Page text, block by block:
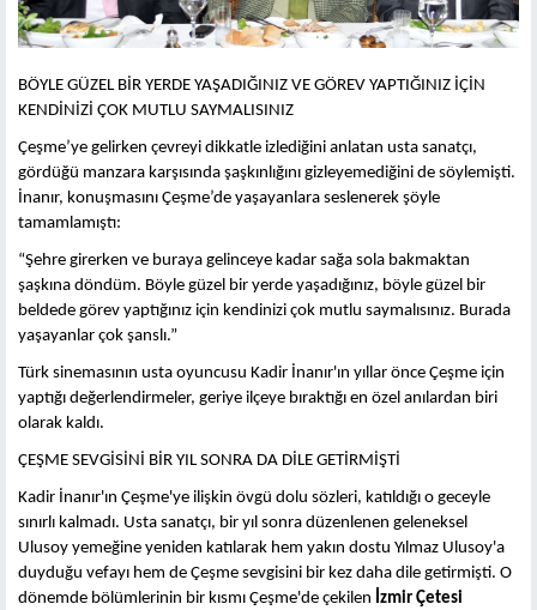
BÖYLE GÜZEL BİR YERDE YAŞADIĞINIZ VE GÖREV YAPTIĞINIZ İÇİN
KENDİNİZİ ÇOK MUTLU SAYMALISINIZ
Çeşme’ye gelirken çevreyi dikkatle izlediğini anlatan usta sanatçı,
gördüğü manzara karşısında şaşkınlığını gizleyemediğini de söylemişti.
İnanır, konuşmasını Çeşme’de yaşayanlara seslenerek şöyle
tamamlamıştı:
“Şehre girerken ve buraya gelinceye kadar sağa sola bakmaktan
şaşkına döndüm. Böyle güzel bir yerde yaşadığınız, böyle güzel bir
beldede görev yaptığınız için kendinizi çok mutlu saymalısınız. Burada
yaşayanlar çok şanslı.”
Türk sinemasının usta oyuncusu Kadir İnanır'ın yıllar önce Çeşme için
yaptığı değerlendirmeler, geriye ilçeye bıraktığı en özel anılardan biri
olarak kaldı.
ÇEŞME SEVGİSİNİ BİR YIL SONRA DA DİLE GETİRMİŞTİ
Kadir İnanır'ın Çeşme'ye ilişkin övgü dolu sözleri, katıldığı o geceyle
sınırlı kalmadı. Usta sanatçı, bir yıl sonra düzenlenen geleneksel
Ulusoy yemeğine yeniden katılarak hem yakın dostu Yılmaz Ulusoy'a
duyduğu vefayı hem de Çeşme sevgisini bir kez daha dile getirmişti. O
dönemde bölümlerinin bir kısmı Çeşme'de çekilen İzmir Çetesi